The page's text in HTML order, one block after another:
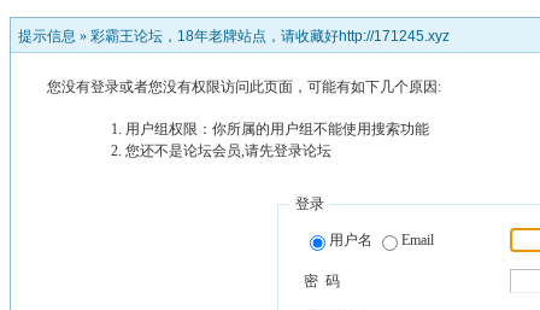
提示信息 » 彩霸王论坛，18年老牌站点，请收藏好http://171245.xyz
您没有登录或者您没有权限访问此页面，可能有如下几个原因:
用户组权限：你所属的用户组不能使用搜索功能
您还不是论坛会员,请先登录论坛
登录
用户名 Email
密 码